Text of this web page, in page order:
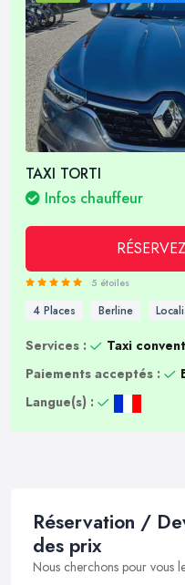
TAXI TORTI
Infos chauffeur
5 étoiles
4 Places Berline
Services : Taxi
Paiements acceptés :
Langue(s) :
Réservation /
des prix
Nous cherchons pour vous